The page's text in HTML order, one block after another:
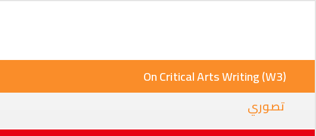
On Critical Arts Writing (W3)
تصوري